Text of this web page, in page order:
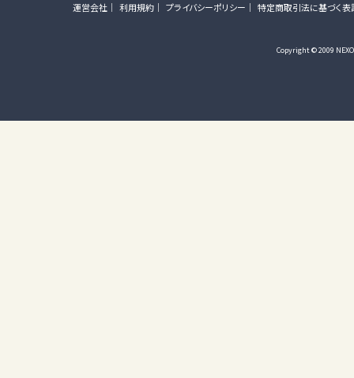
運営会社 利用規約 プライバシーポリシー 特定商取引法に基づく表
Copyright © 2009